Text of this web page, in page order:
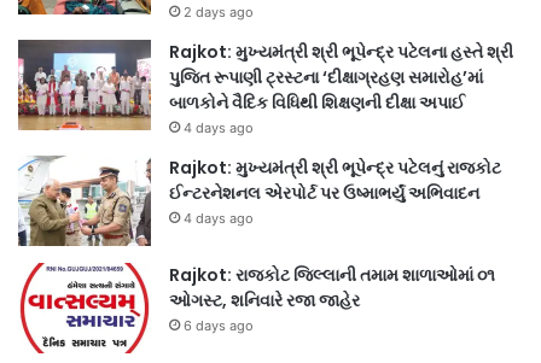
2 days ago
Rajkot: મુખ્યમંત્રી શ્રી ભૂપેન્દ્ર પટેલના હસ્તે શ્રી
પુજિત રૂપાણી ટ્રસ્ટના ‘દીક્ષાગ્રહણ સમારોહ’માં
બાળકોને વૈદિક વિધિથી શિક્ષણની દીક્ષા અપાઈ
4 days ago
Rajkot: મુખ્યમંત્રી શ્રી ભૂપેન્દ્ર પટેલનું રાજકોટ
ઈન્ટરનેશનલ એરપોર્ટ પર ઉષ્માભર્યું અભિવાદન
4 days ago
Rajkot: રાજકોટ જિલ્લાની તમામ શાળાઓમાં ૦૧
ઓગસ્ટ, શનિવારે રજા જાહેર
6 days ago